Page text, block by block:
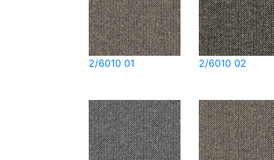
2/6010 01 2/6010 02